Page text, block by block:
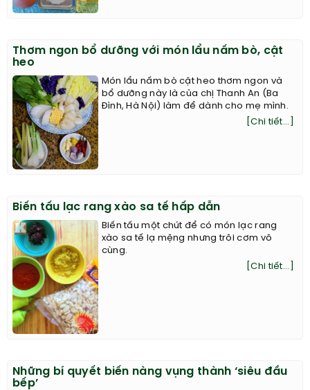
Thơm ngon bổ dưỡng với món lẩu nấm bò, cật
heo
Món lẩu nấm bò cật heo thơm ngon và
bổ dưỡng này là của chị Thanh An (Ba
Đình, Hà Nội) làm để dành cho mẹ mình.
[Chi tiết...]
Biến tấu lạc rang xào sa tế hấp dẫn
Biến tấu một chút để có món lạc rang
xào sa tế lạ mệng nhưng trôi cơm vô
cùng.
[Chi tiết...]
Những bí quyết biến nàng vụng thành ‘siêu đầu
bếp’